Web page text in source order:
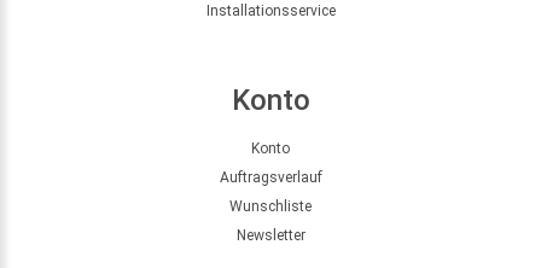
Installationsservice
Konto
Konto
Auftragsverlauf
Wunschliste
Newsletter